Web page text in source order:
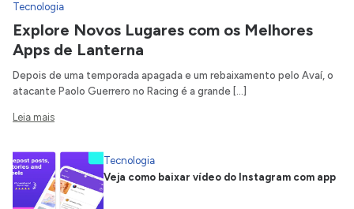
Tecnologia
Explore Novos Lugares com os Melhores
Apps de Lanterna
Depois de uma temporada apagada e um rebaixamento pelo Avaí, o
atacante Paolo Guerrero no Racing é a grande […]
Leia mais
Tecnologia
Veja como baixar vídeo do Instagram com app